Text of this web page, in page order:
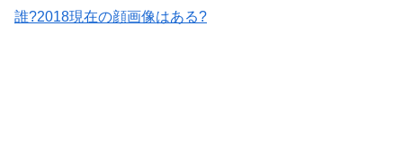
誰?2018現在の顔画像はある?